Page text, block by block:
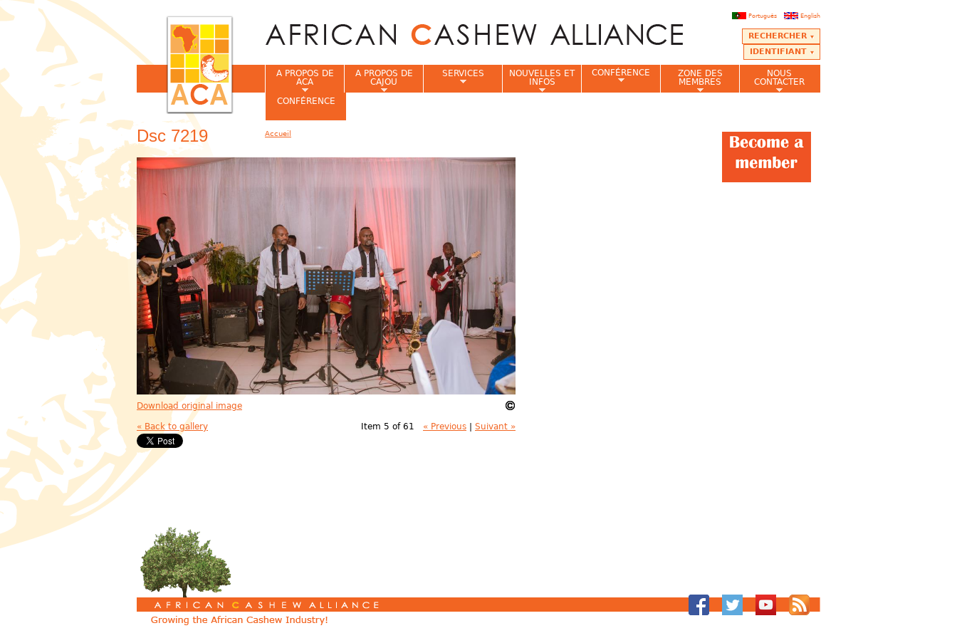
English
Português
RECHERCHER
IDENTIFIANT
Dsc 7219
Download original image
« Back to gallery Item 5 of 61 « Previous | Suivant »
A PROPOS DE
ACA
A PROPOS DE
CAJOU
SERVICES
NOUVELLES ET
INFOS
CONFÉRENCE
ZONE DES
MEMBRES
NOUS
CONTACTER
CONFÉRENCE
Accueil